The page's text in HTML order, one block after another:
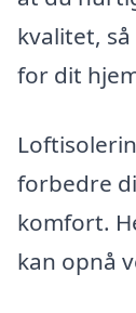
kvalitet,
for dit
forbedre
komfort.
kan opnå